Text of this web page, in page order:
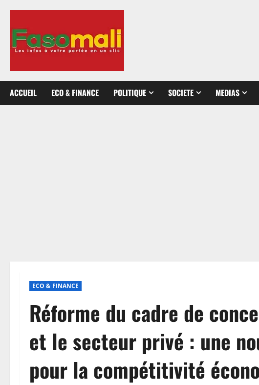
contenu
ACCUEIL ECO & FINANCE POLITIQUE SOCIETE MEDIAS
ECO & FINANCE
Réforme du cadre de
et le secteur privé : une
pour la compétitivité